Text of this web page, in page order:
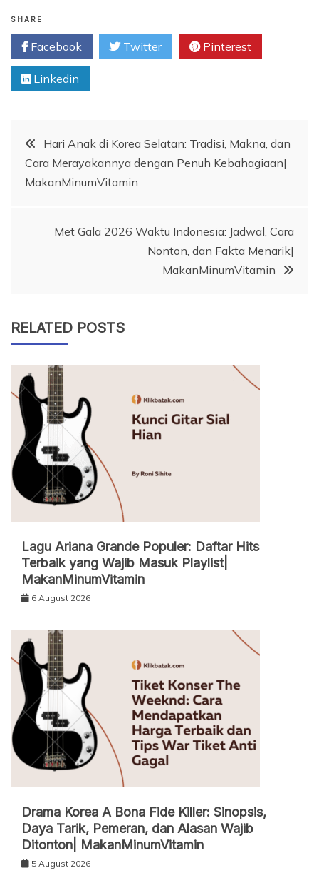
SHARE
Facebook Twitter Pinterest
Linkedin
Post
navigation
Hari Anak di Korea Selatan: Tradisi, Makna, dan
Cara Merayakannya dengan Penuh Kebahagiaan|
MakanMinumVitamin
Met Gala 2026 Waktu Indonesia: Jadwal, Cara
Nonton, dan Fakta Menarik|
MakanMinumVitamin
RELATED POSTS
Lagu Ariana Grande Populer: Daftar Hits
Terbaik yang Wajib Masuk Playlist|
MakanMinumVitamin
6 August 2026
Drama Korea A Bona Fide Killer: Sinopsis,
Daya Tarik, Pemeran, dan Alasan Wajib
Ditonton| MakanMinumVitamin
5 August 2026